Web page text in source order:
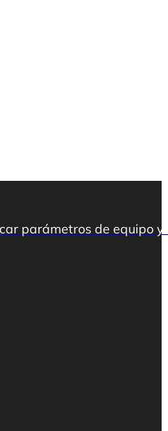
parámetros de equipo